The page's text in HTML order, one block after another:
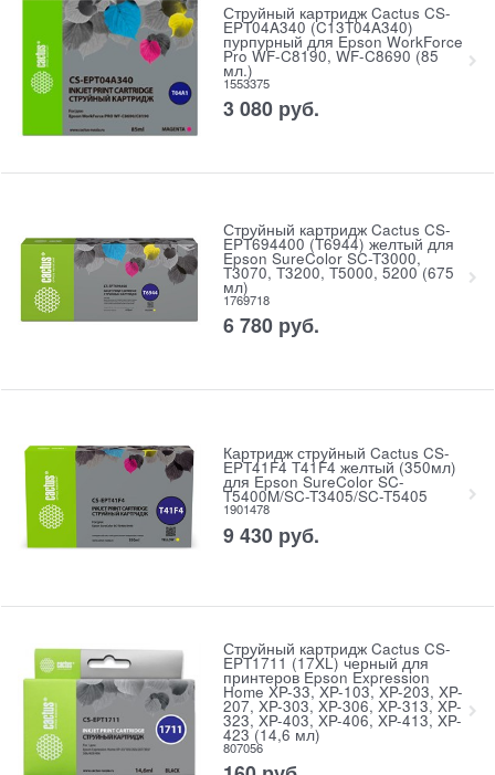
Струйный картридж Cactus CS-
EPT04A340 (C13T04A340)
пурпурный для Epson WorkForce
Pro WF-C8190, WF-C8690 (85
мл.)
1553375
3 080 руб.
Струйный картридж Cactus CS-
EPT694400 (T6944) желтый для
Epson SureColor SC-T3000,
T3070, T3200, T5000, 5200 (675
мл)
1769718
6 780 руб.
Картридж струйный Cactus CS-
EPT41F4 T41F4 желтый (350мл)
для Epson SureColor SC-
T5400M/SC-T3405/SC-T5405
1901478
9 430 руб.
Струйный картридж Cactus CS-
EPT1711 (17XL) черный для
принтеров Epson Expression
Home XP-33, XP-103, XP-203, XP-
207, XP-303, XP-306, XP-313, XP-
323, XP-403, XP-406, XP-413, XP-
423 (14,6 мл)
807056